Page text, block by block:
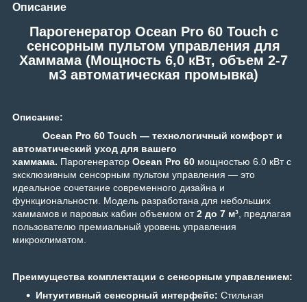
Описание
Парогенератор Ocean Pro 60 Touch c
сенсорным пультом управления для
Хаммама (Мощность 6,0 кВт, объем 2-7
м3 автоматическая промывка)
Описание:
Ocean Pro 60 Touch — технологичный комфорт и
автоматический уход для вашего
хаммама. Парогенератор Ocean Pro 60 мощностью 6.0 кВт с
эксклюзивным сенсорным пультом управления — это
идеальное сочетание современного дизайна и
функциональности. Модель разработана для небольших
хаммамов и паровых кабин объемом от2 до 7 м³, предлагая
пользователю премиальный уровень управления
микроклиматом.
Преимущества комплектации с сенсорным управлением:
Интуитивный сенсорный интерфейс: Стильная